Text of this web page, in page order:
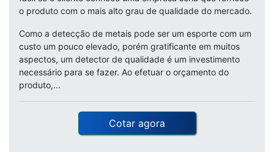
o produto com o mais alto grau de qualidade do mercado.
Como a detecção de metais pode ser um esporte com um
custo um pouco elevado, porém gratificante em muitos
aspectos, um detector de qualidade é um investimento
necessário para se fazer. Ao efetuar o orçamento do
produto,...
Cotar agora